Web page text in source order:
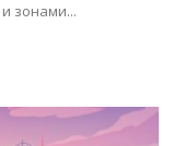
зонами...